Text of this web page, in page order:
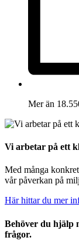
Mer än
Vi arbetar på ett
Med många
vår påverkan på
Här hittar du mer
Behöver du hjälp
frågor.